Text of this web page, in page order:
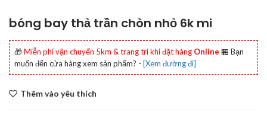
bóng bay thả trần chòn nhỏ 6k mi
🎁Miễn phí vận chuyển 5km & trang trí khi đặt hàng Online 🏪 Bạn
muốn đến cửa hàng xem sản phẩm? - [Xem đường đi]
Thêm vào yêu thích